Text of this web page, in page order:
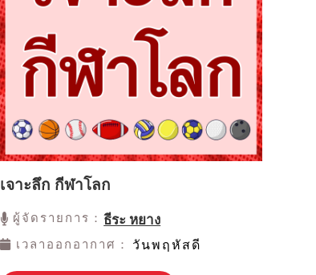
เจาะลึก กีฬาโลก
ผู้จัดรายการ：ธีระ หยาง
เวลาออกอากาศ： วันพฤหัสดี